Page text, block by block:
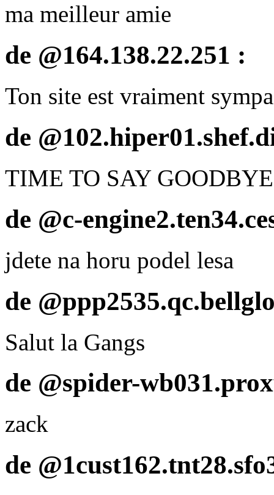
ma meilleur amie
de @164.138.22.251 :
Ton site est vraiment sympa
de
TIME TO SAY GOODBYE
de @c-
jdete na horu podel lesa
de
Salut la Gangs
de @spider-
zack
de